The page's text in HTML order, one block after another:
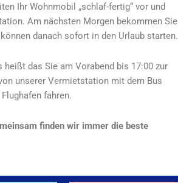
Ihr Wohnmobil „schlaf-fertig“ vor und
Am nächsten Morgen bekommen Sie
danach sofort in den Urlaub starten.
das Sie am Vorabend bis 17:00 zur
unserer Vermietstation mit dem Bus
fahren.
finden wir immer die beste